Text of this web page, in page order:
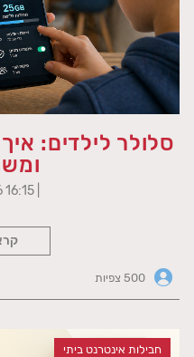
סלולר לילדים:
| 16:15 26/04/26
חבילות אינטרנט ביתי